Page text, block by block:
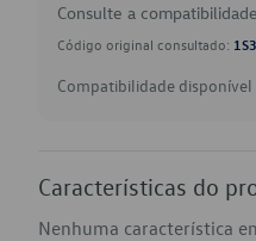
Consulte a
Código original consultado:
Compatibilidade
Características do
Nenhuma característica